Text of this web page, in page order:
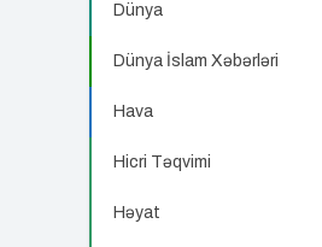
Dünya
Dünya İslam Xəbərləri
Hava
Hicri Təqvimi
Həyat